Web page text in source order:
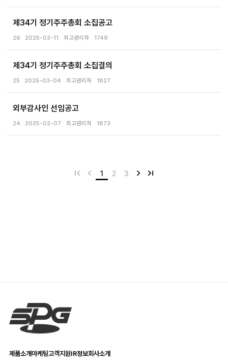
26
제34기 정기주주총회 소집공고
최고관리자
2025-03-11 1749
25
제34기 정기주주총회 소집결의
최고관리자
2025-03-04 1827
24
외부감사인 선임공고
최고관리자
2025-02-07 1873
1 2 3
제품소개마케팅고객지원IR정보회사소개